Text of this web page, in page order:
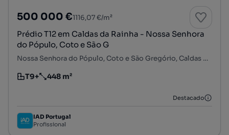
500 000 €1116,07 €/m²
Prédio T12 em Caldas da Rainha - Nossa Senhora
do Pópulo, Coto e São G
Nossa Senhora do Pópulo, Coto e São Gregório, Caldas da Rainha, Leiria
Tipologia
T9+
Preço por metro quadrado
448 m²
Destacado
IAD Portugal
Profissional